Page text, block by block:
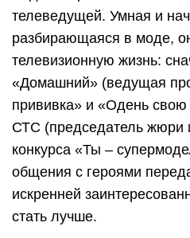
телеведущей. Умная и
разбирающаяся в моде,
телевизионную жизнь:
«Домашний» (ведущая
прививка» и «Одень свою
СТС (председатель жюри
конкурса «Ты –
общения с героями
искренней
стать лучше.